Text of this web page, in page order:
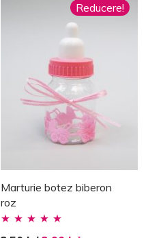
Reducere!
Marturie botez biberon
roz